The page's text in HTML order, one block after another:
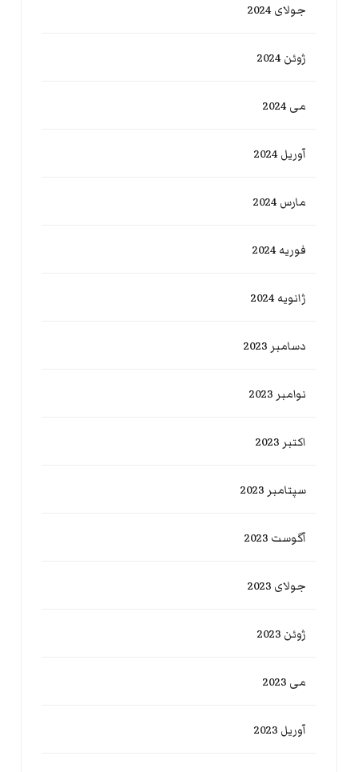
جولای 2024
ژوئن 2024
می 2024
آوریل 2024
مارس 2024
فوریه 2024
ژانویه 2024
دسامبر 2023
نوامبر 2023
اکتبر 2023
سپتامبر 2023
آگوست 2023
جولای 2023
ژوئن 2023
می 2023
آوریل 2023